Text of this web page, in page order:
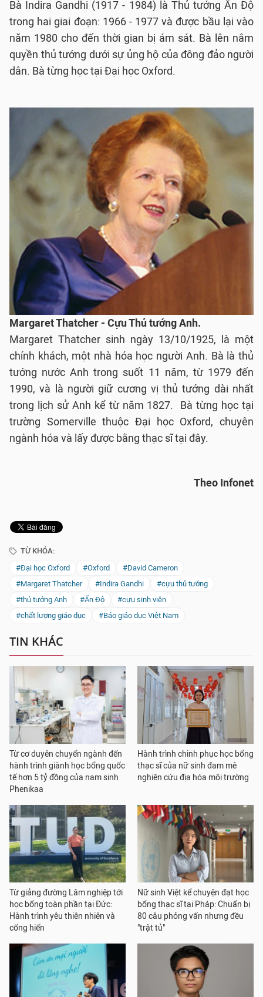
Bà Indira Gandhi (1917 - 1984) là Thủ tướng Ấn Độ
trong hai giai đoạn: 1966 - 1977 và được bầu lại vào
năm 1980 cho đến thời gian bị ám sát. Bà lên nắm
quyền thủ tướng dưới sự ủng hộ của đông đảo người
dân. Bà từng học tại Đại học Oxford.
Margaret Thatcher - Cựu Thủ tướng Anh.
Margaret Thatcher sinh ngày 13/10/1925, là một
chính khách, một nhà hóa học người Anh. Bà là thủ
tướng nước Anh trong suốt 11 năm, từ 1979 đến
1990, và là người giữ cương vị thủ tướng dài nhất
trong lịch sử Anh kể từ năm 1827. Bà từng học tại
trường Somerville thuộc Đại học Oxford, chuyên
ngành hóa và lấy được bằng thạc sĩ tại đây.
Theo Infonet
TỪ KHÓA:
#Đại học Oxford
#Oxford
#David Cameron
#Margaret Thatcher
#Indira Gandhi
#cựu thủ tướng
#thủ tướng Anh
#Ấn Độ
#cựu sinh viên
#chất lượng giáo dục
#Báo giáo dục Việt Nam
TIN KHÁC
Từ cơ duyên chuyển ngành đến
hành trình giành học bổng quốc
tế hơn 5 tỷ đồng của nam sinh
Phenikaa
Hành trình chinh phục học bổng
thạc sĩ của nữ sinh đam mê
nghiên cứu địa hóa môi trường
Từ giảng đường Lâm nghiệp tới
học bổng toàn phần tại Đức:
Hành trình yêu thiên nhiên và
cống hiến
Nữ sinh Việt kể chuyện đạt học
bổng thạc sĩ tại Pháp: Chuẩn bị
80 câu phỏng vấn nhưng đều
"trật tủ"